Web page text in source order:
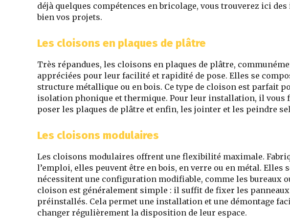
déjà quelques compétences en bricolage, vous trouverez ici
bien vos projets.
Les cloisons en plaques de plâtre
Très répandues, les cloisons en plaques de plâtre,
appréciées pour leur facilité et rapidité de pose. Elles se
structure métallique ou en bois. Ce type de cloison est parfait
isolation phonique et thermique. Pour leur installation, il vous
poser les plaques de plâtre et enfin, les jointer et les peindre
Les cloisons modulaires
Les cloisons modulaires offrent une flexibilité maximale.
l’emploi, elles peuvent être en bois, en verre ou en métal. Elles
nécessitent une configuration modifiable, comme les bureaux
cloison est généralement simple : il suffit de fixer les
préinstallés. Cela permet une installation et une démontage
changer régulièrement la disposition de leur espace.